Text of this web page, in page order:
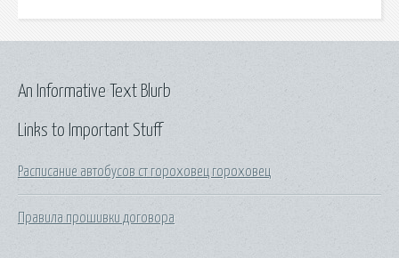
Links to Important Stuff
Расписание автобусов ст гороховец гороховец
Правила прошивки договора
An Informative Text Blurb